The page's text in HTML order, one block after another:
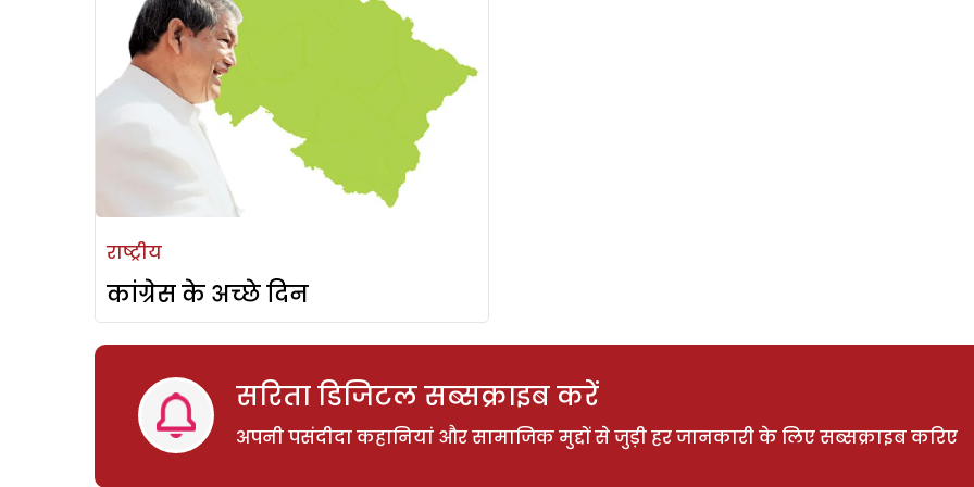
राष्ट्रीय
कांग्रेस के अच्छे दिन
सरिता डिजिटल सब्सक्राइब करें
अपनी पसंदीदा कहानियां और सामाजिक मुद्दों से जुड़ी हर जानकारी के लिए सब्सक्राइब करिए